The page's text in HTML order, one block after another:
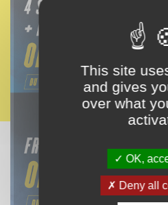
This site
and gives
over what
OK,
Deny all